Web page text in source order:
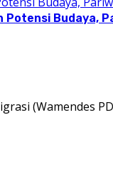
Budaya,
(Wamendes